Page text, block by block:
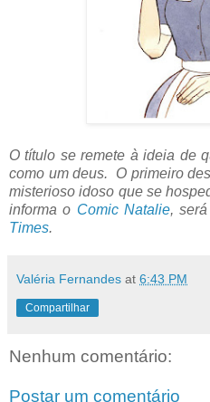
O título se remete à ideia de
como um deus. O primeiro
misterioso idoso que se
informa o Comic Natalie,
Times.
Valéria Fernandes at 6:43 PM
Compartilhar
Nenhum comentário:
Postar um comentário